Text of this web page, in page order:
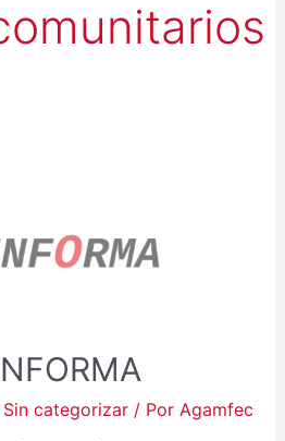
Sin categorizar/ Por Agamfec